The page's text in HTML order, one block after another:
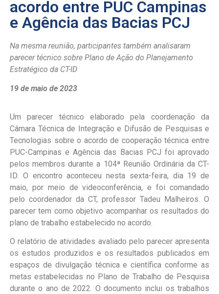
acordo entre PUC Campinas
e Agência das Bacias PCJ
Na mesma reunião, participantes também analisaram
parecer técnico sobre Plano de Ação do Planejamento
Estratégico da CT-ID
19 de maio de 2023
Um parecer técnico elaborado pela coordenação da
Câmara Técnica de Integração e Difusão de Pesquisas e
Tecnologias sobre o acordo de cooperação técnica entre
PUC-Campinas e Agência das Bacias PCJ foi aprovado
pelos membros durante a 104ª Reunião Ordinária da CT-
ID. O encontro aconteceu nesta sexta-feira, dia 19 de
maio, por meio de videoconferência, e foi comandado
pelo coordenador da CT, professor Tadeu Malheiros. O
parecer tem como objetivo acompanhar os resultados do
plano de trabalho estabelecido no acordo.
O relatório de atividades avaliado pelo parecer apresenta
os estudos produzidos e os resultados publicados em
espaços de divulgação técnica e científica conforme as
metas estabelecidas no Plano de Trabalho de Pesquisa
durante o ano de 2022. O documento inclui os trabalhos